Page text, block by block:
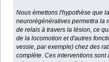
Nous émettons l'hypothèse que
neurorégénératives permettra la
de relais à travers la lésion, ce
de la locomotion et d'autres
vessie, par exemple) chez des
complète. Ces interventions